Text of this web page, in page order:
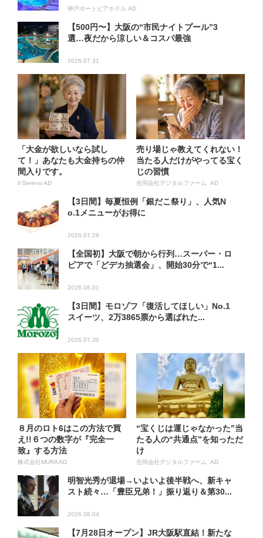
神戸ポートピアホテル AD
【500円〜】大阪の“市民ナイトプール”3
選…夜だから涼しい＆コスパ最強
2026.07.31
「大金が欲しいなら試し
て！」あなたも大金持ちの仲
間入りです。
Il Sereno AD
売り場じゃ教えてくれない！
当たる人だけがやってる宝く
じの習慣
合同会社デジタルファーム AD
【3日間】毎夏恒例「銀だこ祭り」、人気N
o.1メニューがお得に
2026.07.29
【全国初】大阪で朝から行列…スーパー・ロ
ピアで「どデカ抽選会」、開始30分で“1...
2026.08.01
【3日間】モロゾフ「復活してほしい」No.1
スイーツ、2万3865票から選ばれた...
2026.07.30
８月のロト6はこの方法で買
え!!６つの数字が『完全一
致』する方法
株式会社MURA AD
“宝くじは運じゃなかった”当
たる人の“共通点”を知っただ
け
合同会社デジタルファーム AD
明智光秀が退場→いよいよ後半戦へ、新キャ
スト続々…「豊臣兄弟！」振り返り＆第30...
2026.08.04
【7月28日オープン】JR大阪駅直結！新たな